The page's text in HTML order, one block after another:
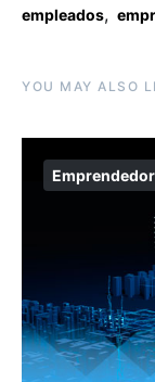
empleados,
YOU MAY ALSO